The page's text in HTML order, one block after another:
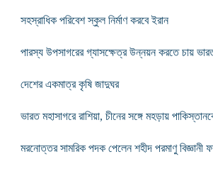
সহস্রাধিক পরিবেশ স্কুল নির্মাণ করবে ইরান
পারস্য উপসাগরের গ্যাসক্ষেত্র উন্নয়ন করতে চায়
দেশের একমাত্র কৃষি জাদুঘর
ভারত মহাসাগরে রাশিয়া, চীনের সঙ্গে মহড়ায়
মরনোত্তর সামরিক পদক পেলেন শহীদ পরমাণু বিজ্ঞানী